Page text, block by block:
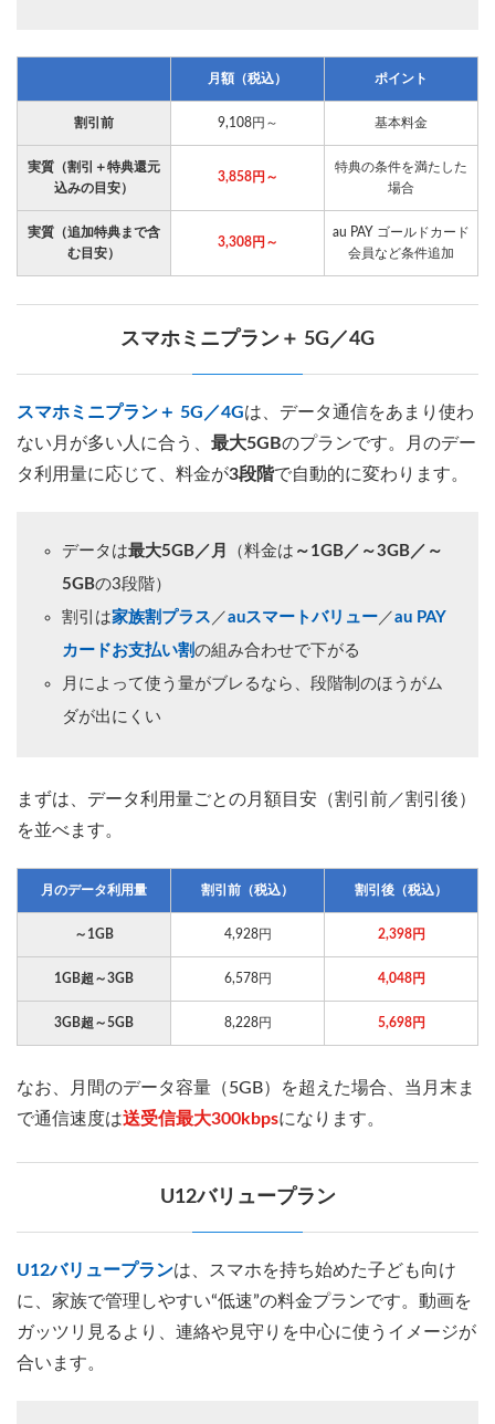
月額（税込） ポイント
割引前 9,108円～ 基本料金
実質（割引＋特典還元
込みの目安）
3,858円～
特典の条件を満たした
場合
実質（追加特典まで含
む目安）
3,308円～
au PAY ゴールドカード
会員など条件追加
スマホミニプラン＋ 5G／4G
スマホミニプラン＋ 5G／4Gは、データ通信をあまり使わ
ない月が多い人に合う、 最大5GBのプランです。月のデー
タ利用量に応じて、料金が3段階で自動的に変わります。
データは最大5GB／月 （料金は ～1GB／～3GB／～
5GBの3段階）
割引は家族割プラス ／auスマートバリュー／au PAY
カードお支払い割の組み合わせで下がる
月によって使う量がブレるなら、段階制のほうがム
ダが出にくい
まずは、データ利用量ごとの月額目安（割引前／割引後）
を並べます。
月のデータ利用量 割引前（税込） 割引後（税込）
～1GB 4,928円 2,398円
1GB超～3GB 6,578円 4,048円
3GB超～5GB 8,228円 5,698円
なお、月間のデータ容量（5GB）を超えた場合、当月末ま
で通信速度は送受信最大300kbpsになります。
U12バリュープラン
U12バリュープランは、スマホを持ち始めた子ども向け
に、家族で管理しやすい“低速”の料金プランです。動画を
ガッツリ見るより、連絡や見守りを中心に使うイメージが
合います。